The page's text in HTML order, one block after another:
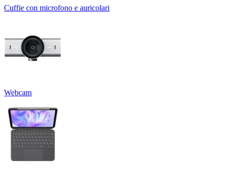
Cuffie con microfono e auricolari
Webcam